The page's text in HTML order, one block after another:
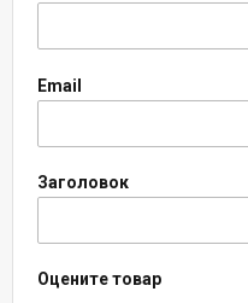
Email
Заголовок
Оцените товар